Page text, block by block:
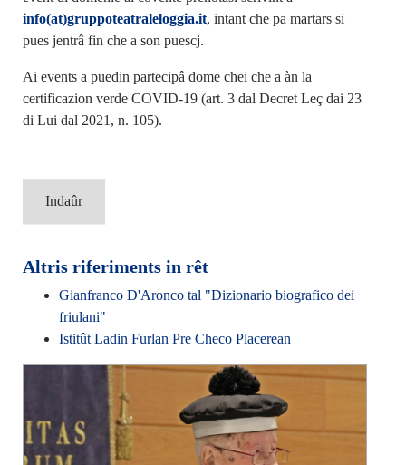
info(at)gruppoteatraleloggia.it, intant che pa martars si
pues jentrâ fin che a son puescj.
Ai events a puedin partecipâ dome chei che a àn la
certificazion verde COVID-19 (art. 3 dal Decret Leç dai 23
di Lui dal 2021, n. 105).
Indaûr
Altris riferiments in rêt
Gianfranco D'Aronco tal "Dizionario biografico dei
friulani"
Istitût Ladin Furlan Pre Checo Placerean